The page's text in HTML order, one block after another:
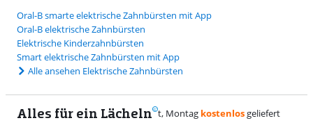
Oral-B smarte elektrische Zahnbürsten mit App
Oral-B elektrische Zahnbürsten
Elektrische Kinderzahnbürsten
Smart elektrische Zahnbürsten mit App
Alle ansehen Elektrische Zahnbürsten
Alles für ein Lächeln